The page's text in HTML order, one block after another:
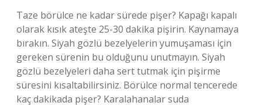
Taze börülce ne kadar sürede pişer? Kapağı kapalı
olarak kısık ateşte 25-30 dakika pişirin. Kaynamaya
bırakın. Siyah gözlü bezelyelerin yumuşaması için
gereken sürenin bu olduğunu unutmayın. Siyah
gözlü bezelyeleri daha sert tutmak için pişirme
süresini kısaltabilirsiniz. Börülce normal tencerede
kaç dakikada pişer? Karalahanalar suda